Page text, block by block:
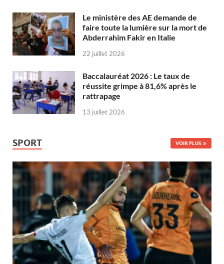
Le ministère des AE demande de
faire toute la lumière sur la mort de
Abderrahim Fakir en Italie
22 juillet 2026
Baccalauréat 2026 : Le taux de
réussite grimpe à 81,6% après le
rattrapage
13 juillet 2026
SPORT VOIR PLUS